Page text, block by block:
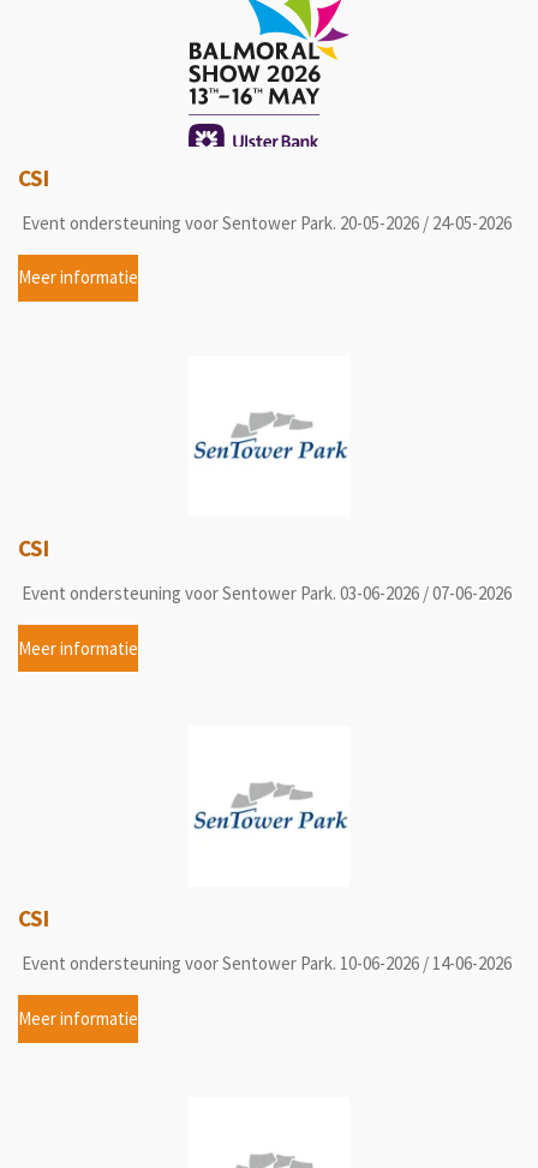
CSI
Event ondersteuning voor Sentower Park. 20-05-2026 / 24-05-2026
Meer informatie
CSI
Event ondersteuning voor Sentower Park. 03-06-2026 / 07-06-2026
Meer informatie
CSI
Event ondersteuning voor Sentower Park. 10-06-2026 / 14-06-2026
Meer informatie